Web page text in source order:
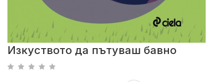
Изкуството да пътуваш бавно